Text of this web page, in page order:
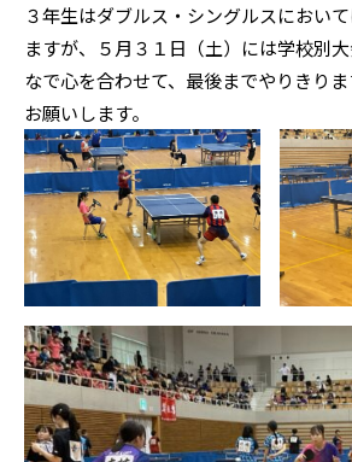
３年生はダブルス・シングルスにおい
ますが、５月３１日（土）には学校別
なで心を合わせて、最後までやりきり
お願いします。